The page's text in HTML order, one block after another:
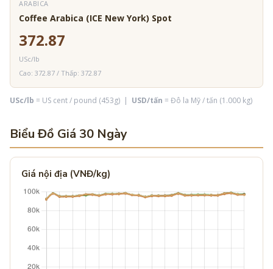
ARABICA
Coffee Arabica (ICE New York) Spot
372.87
USc/lb
Cao: 372.87 / Thấp: 372.87
USc/lb = US cent / pound (453g) | USD/tấn = Đô la Mỹ / tấn (1.000 kg)
Biểu Đồ Giá 30 Ngày
Giá nội địa (VNĐ/kg)